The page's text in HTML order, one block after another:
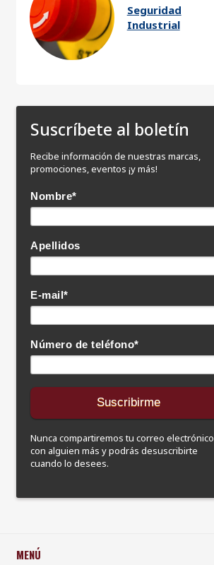
Seguridad
Industrial
Suscríbete al boletín
Recibe información de nuestras marcas,
promociones, eventos ¡y más!
Nombre*
Apellidos
E-mail*
Número de teléfono*
Nunca compartiremos tu correo electrónico
con alguien más y podrás desuscribirte
cuando lo desees.
MENÚ